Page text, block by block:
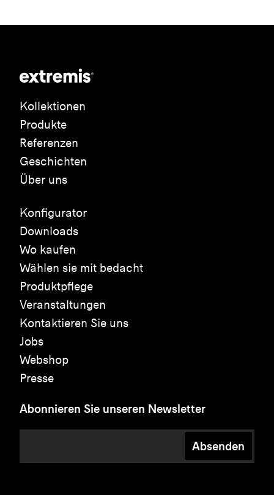
Kollektionen
Produkte
Referenzen
Geschichten
Über uns
Konfigurator
Downloads
Wo kaufen
Wählen sie mit bedacht
Produktpflege
Veranstaltungen
Kontaktieren Sie uns
Jobs
Webshop
Presse
Abonnieren Sie unseren Newsletter
Absenden